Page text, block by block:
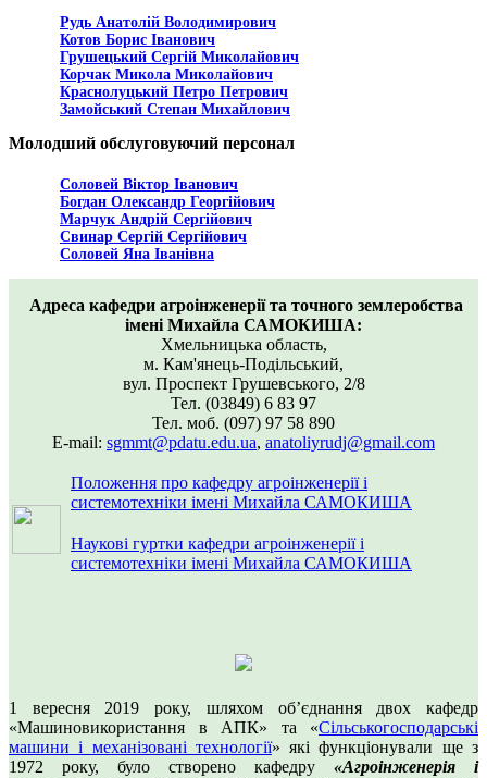
Рудь Анатолій Володимирович
Котов Борис Іванович
Грушецький Сергій Миколайович
Корчак Микола Миколайович
Краснолуцький Петро Петрович
Замойський Степан Михайлович
Молодший обслуговуючий персонал
Соловей Віктор Іванович
Богдан Олександр Георгійович
Марчук Андрій Сергійович
Свинар Сергій Сергійович
Соловей Яна Іванівна
Адреса кафедри агроінженерії та точного землеробства
імені Михайла САМОКИША:
Хмельницька область,
м. Кам'янець-Подільський,
вул. Проспект Грушевського, 2/8
Тел. (03849) 6 83 97
Тел. моб. (097) 97 58 890
E-mail: sgmmt@pdatu.edu.ua, anatoliyrudj@gmail.com
Положення про кафедру агроінженерії і
системотехніки імені Михайла САМОКИША
Наукові гуртки кафедри агроінженерії і
системотехніки імені Михайла САМОКИША
1 вересня 2019 року, шляхом обʼєднання двох кафедр
«Машиновикористання в АПК» та «Сільськогосподарські
машини і механізовані технології» які функціонували ще з
1972 року, було створено кафедру «Агроінженерія і